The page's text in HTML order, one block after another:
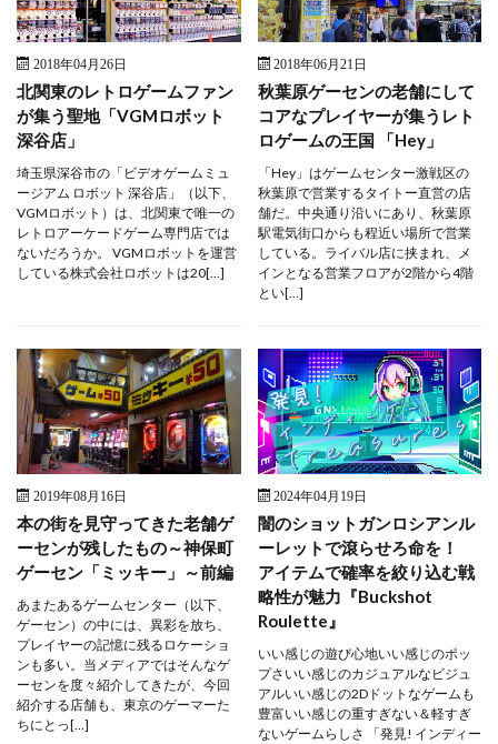
2018年04月26日
北関東のレトロゲームファン
が集う聖地「VGMロボット
深谷店」
埼玉県深谷市の「ビデオゲームミュ
ージアム ロボット 深谷店」（以下、
VGMロボット）は、北関東で唯一の
レトロアーケードゲーム専門店では
ないだろうか。 VGMロボットを運営
している株式会社ロボットは20[…]
2018年06月21日
秋葉原ゲーセンの老舗にして
コアなプレイヤーが集うレト
ロゲームの王国 「Hey」
「Hey」はゲームセンター激戦区の
秋葉原で営業するタイトー直営の店
舗だ。中央通り沿いにあり、秋葉原
駅電気街口からも程近い場所で営業
している。ライバル店に挟まれ、メ
インとなる営業フロアが2階から4階
とい[…]
2019年08月16日
本の街を見守ってきた老舗ゲ
ーセンが残したもの～神保町
ゲーセン「ミッキー」～前編
あまたあるゲームセンター（以下、
ゲーセン）の中には、異彩を放ち、
プレイヤーの記憶に残るロケーショ
ンも多い。当メディアではそんなゲ
ーセンを度々紹介してきたが、今回
紹介する店舗も、東京のゲーマーた
ちにとっ[…]
2024年04月19日
闇のショットガンロシアンル
ーレットで滾らせろ命を！
アイテムで確率を絞り込む戦
略性が魅力『Buckshot
Roulette』
いい感じの遊び心地いい感じのポッ
プさいい感じのカジュアルなビジュ
アルいい感じの2Dドットなゲームも
豊富いい感じの重すぎない＆軽すぎ
ないゲームらしさ 「発見! インディー